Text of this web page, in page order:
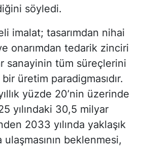
söyledi.
imalat; tasarımdan nihai
onarımdan tedarik zinciri
sanayinin tüm süreçlerini
üretim paradigmasıdır.
yüzde 20’nin üzerinde
yılındaki 30,5 milyar
2033 yılında yaklaşık
beklenmesi,